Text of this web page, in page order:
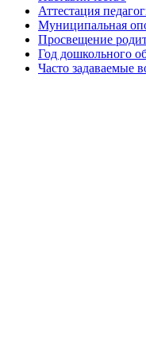
Аттестация
Муниципальная
Просвещение
Год дошкольного
Часто задаваемые